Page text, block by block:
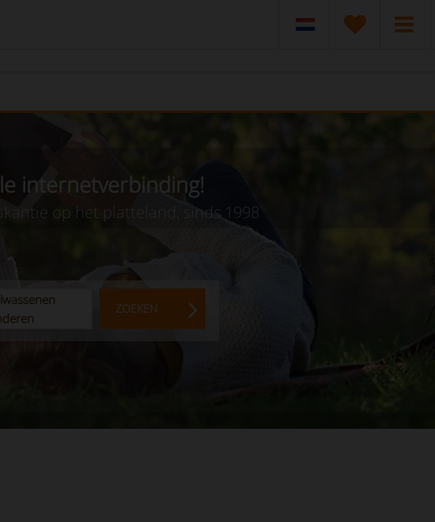
internetverbinding!
op het platteland, sinds 1998
ZOEKEN